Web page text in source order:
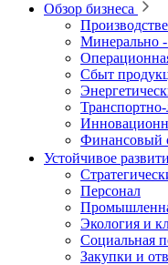
Обзор бизнеса
Минерально ‑
Сбыт
Финансовый
Устойчивое
Персонал
Экология и
Социальная
Закупки и